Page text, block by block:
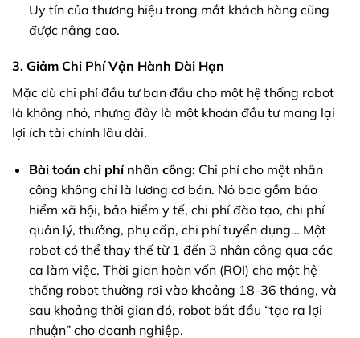
Uy tín của thương hiệu trong mắt khách hàng cũng
được nâng cao.
3. Giảm Chi Phí Vận Hành Dài Hạn
Mặc dù chi phí đầu tư ban đầu cho một hệ thống robot
là không nhỏ, nhưng đây là một khoản đầu tư mang lại
lợi ích tài chính lâu dài.
Bài toán chi phí nhân công:Chi phí cho một nhân
công không chỉ là lương cơ bản. Nó bao gồm bảo
hiểm xã hội, bảo hiểm y tế, chi phí đào tạo, chi phí
quản lý, thưởng, phụ cấp, chi phí tuyển dụng… Một
robot có thể thay thế từ 1 đến 3 nhân công qua các
ca làm việc. Thời gian hoàn vốn (ROI) cho một hệ
thống robot thường rơi vào khoảng 18-36 tháng, và
sau khoảng thời gian đó, robot bắt đầu “tạo ra lợi
nhuận” cho doanh nghiệp.